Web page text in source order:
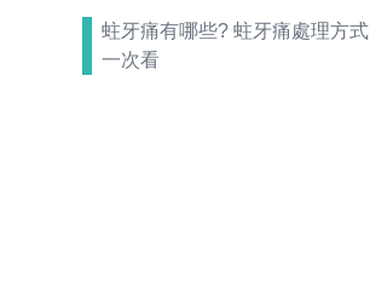
蛀牙痛有哪些? 蛀牙痛處理方式
一次看